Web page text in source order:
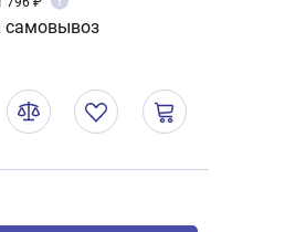
самовывоз